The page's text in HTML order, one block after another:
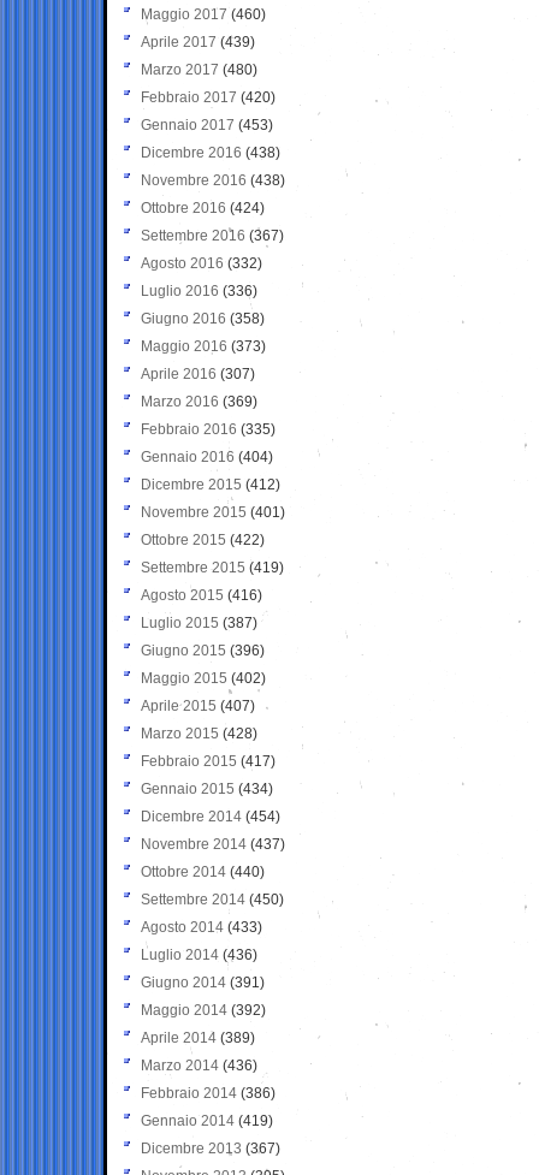
Maggio 2017 (460)
Aprile 2017 (439)
Marzo 2017 (480)
Febbraio 2017 (420)
Gennaio 2017 (453)
Dicembre 2016 (438)
Novembre 2016 (438)
Ottobre 2016 (424)
Settembre 2016 (367)
Agosto 2016 (332)
Luglio 2016 (336)
Giugno 2016 (358)
Maggio 2016 (373)
Aprile 2016 (307)
Marzo 2016 (369)
Febbraio 2016 (335)
Gennaio 2016 (404)
Dicembre 2015 (412)
Novembre 2015 (401)
Ottobre 2015 (422)
Settembre 2015 (419)
Agosto 2015 (416)
Luglio 2015 (387)
Giugno 2015 (396)
Maggio 2015 (402)
Aprile 2015 (407)
Marzo 2015 (428)
Febbraio 2015 (417)
Gennaio 2015 (434)
Dicembre 2014 (454)
Novembre 2014 (437)
Ottobre 2014 (440)
Settembre 2014 (450)
Agosto 2014 (433)
Luglio 2014 (436)
Giugno 2014 (391)
Maggio 2014 (392)
Aprile 2014 (389)
Marzo 2014 (436)
Febbraio 2014 (386)
Gennaio 2014 (419)
Dicembre 2013 (367)